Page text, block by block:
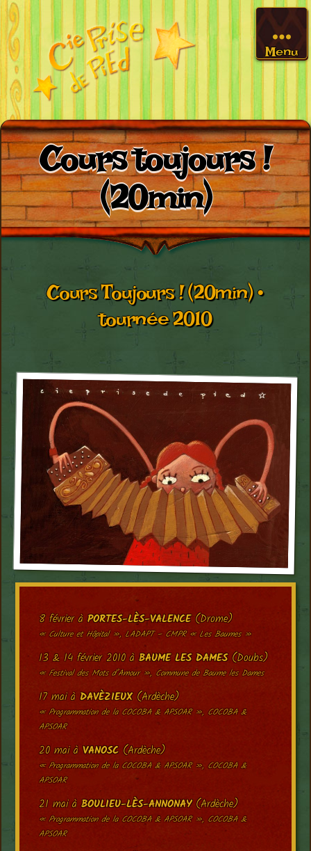
Menu
Cours toujours !
(20min)
Cours Toujours ! (20min) •
tournée 2010
8 février àPORTES-LÈS-VALENCE(Drome)
« Culture et Hôpital », LADAPT – CMPR « Les Baumes »
13 & 14 février 2010 àBAUME LES DAMES(Doubs)
« Festival des Mots d’Amour », Commune de Baume les Dames
17 mai à DAVÈZIEUX(Ardèche)
« Programmation de la COCOBA & APSOAR », COCOBA &
APSOAR
20 mai à VANOSC(Ardèche)
« Programmation de la COCOBA & APSOAR », COCOBA &
APSOAR
21 mai àBOULIEU-LÈS-ANNONAY(Ardèche)
« Programmation de la COCOBA & APSOAR », COCOBA &
APSOAR